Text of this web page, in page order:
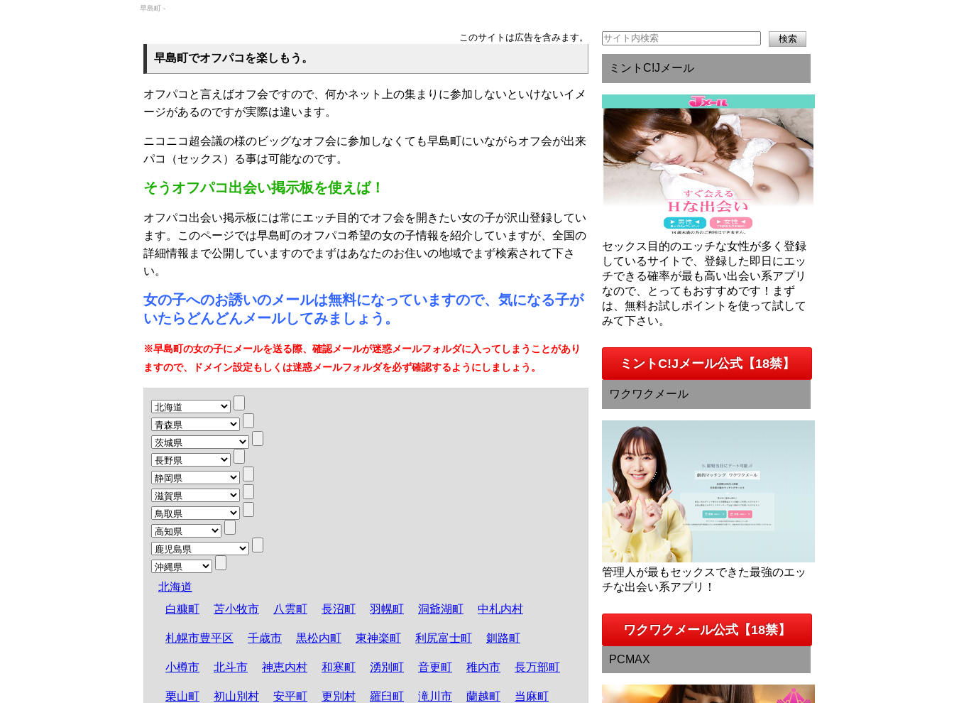
早島町 -
このサイトは広告を含みます。
早島町でオフパコを楽しもう。
オフパコと言えばオフ会ですので、何かネット上の集まりに参加しないといけないイメ
ージがあるのですが実際は違います。
ニコニコ超会議の様のビッグなオフ会に参加しなくても早島町にいながらオフ会が出来
パコ（セックス）る事は可能なのです。
そうオフパコ出会い掲示板を使えば！
オフパコ出会い掲示板には常にエッチ目的でオフ会を開きたい女の子が沢山登録してい
ます。このページでは早島町のオフパコ希望の女の子情報を紹介していますが、全国の
詳細情報まで公開していますのでまずはあなたのお住いの地域でまず検索されて下さ
い。
女の子へのお誘いのメールは無料になっていますので、気になる子が
いたらどんどんメールしてみましょう。
※早島町の女の子にメールを送る際、確認メールが迷惑メールフォルダに入ってしまうことがあり
ますので、ドメイン設定もしくは迷惑メールフォルダを必ず確認するようにしましょう。
北海道
白糠町
苫小牧市 八雲町 長沼町 羽幌町 洞爺湖町 中札内村
札幌市豊平区 千歳市 黒松内町 東神楽町 利尻富士町 釧路町
小樽市 北斗市 神恵内村 和寒町 湧別町 音更町 稚内市 長万部町
栗山町 初山別村 安平町 更別村 羅臼町 滝川市 蘭越町 当麻町
ミントC!Jメール
セックス目的のエッチな女性が多く登録
しているサイトで、登録した即日にエッ
チできる確率が最も高い出会い系アプリ
なので、とってもおすすめです！まず
は、無料お試しポイントを使って試して
みて下さい。
ミントC!Jメール公式【18禁】
ワクワクメール
管理人が最もセックスできた最強のエッ
チな出会い系アプリ！
ワクワクメール公式【18禁】
PCMAX